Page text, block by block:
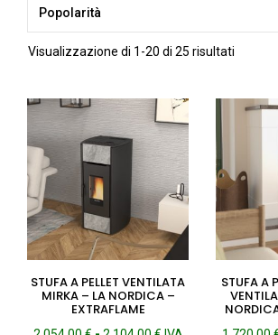
Visualizzazione di 1-20 di 25 risultati
STUFA A PELLET VENTILATA
MIRKA – LA NORDICA –
EXTRAFLAME
STUFA A